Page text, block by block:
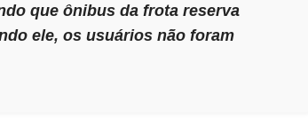
que ônibus da frota reserva
ele, os usuários não foram